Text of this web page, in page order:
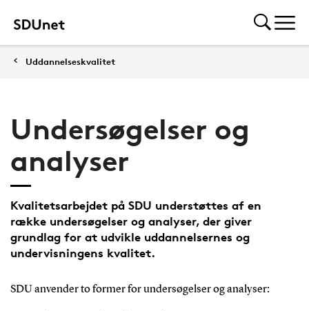
Uddannelseskvalitet
Undersøgelser og
analyser
Kvalitetsarbejdet på SDU understøttes af en
række undersøgelser og analyser, der giver
grundlag for at udvikle uddannelsernes og
undervisningens kvalitet.
SDU anvender to former for undersøgelser og analyser: